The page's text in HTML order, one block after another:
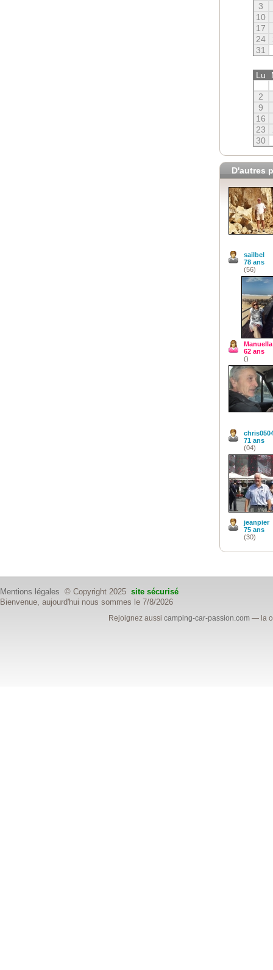
3
10
17
24
31
Lu
2
9
16
23
30
D'autres
sailbel
78 ans
(56)
Manuella
62 ans
()
71 ans
(04)
jeanpier
75 ans
(30)
Mentions légales © Copyright 2025 site sécurisé
Bienvenue, aujourd'hui nous sommes le 7/8/2026
Rejoignez aussicamping-car-passion.com — la